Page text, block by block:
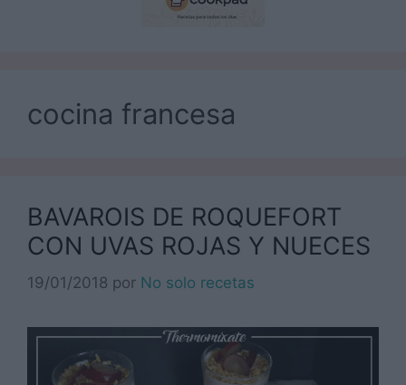
cocina francesa
BAVAROIS DE ROQUEFORT
CON UVAS ROJAS Y NUECES
19/01/2018 por No solo recetas